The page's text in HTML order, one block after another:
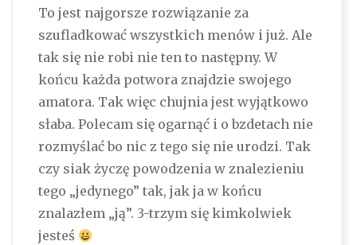
To jest najgorsze rozwiązanie za
szufladkować wszystkich menów i już. Ale
tak się nie robi nie ten to następny. W
końcu każda potwora znajdzie swojego
amatora. Tak więc chujnia jest wyjątkowo
słaba. Polecam się ogarnąć i o bzdetach nie
rozmyślać bo nic z tego się nie urodzi. Tak
czy siak życzę powodzenia w znalezieniu
tego „jedynego” tak, jak ja w końcu
znalazłem „ją”. 3-trzym się kimkolwiek
jesteś